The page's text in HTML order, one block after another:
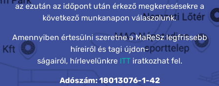
az ezután az időpont után érkező megkeresésekre a
következő munkanapon válaszolunk.
Amennyiben értesülni szeretne a MaReSz legfrissebb
híreiről és tagi újdon-
ságairól, hírlevelünkre ITTiratkozhat fel.
Adószám: 18013076-1-42